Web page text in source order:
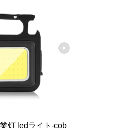
灯 ledライト-cob